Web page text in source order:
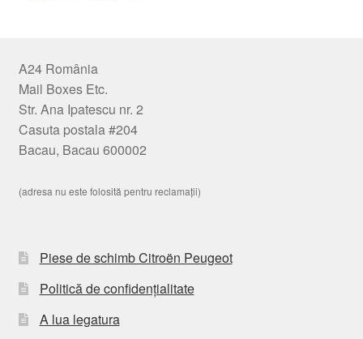
A24 România
Mail Boxes Etc.
Str. Ana Ipatescu nr. 2
Casuta postala #204
Bacau, Bacau 600002
(adresa nu este folosită pentru reclamații)
Piese de schimb Citroën Peugeot
Politică de confidențialitate
A lua legatura